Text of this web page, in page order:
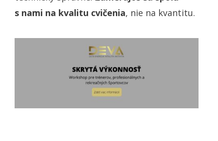
s nami na kvalitu cvičenia, nie na kvantitu.